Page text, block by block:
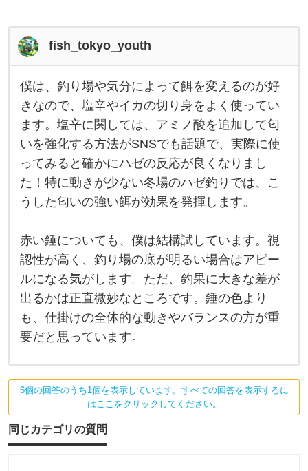
の
で
す
が
、
ア
サ
リ
で
餌
持
fish_tokyo_youth
僕
は
、
釣
場
気
分
に
よ
餌
を
変
え
る
の
が
好
き
な
の
、
塩
辛
イ
カ
の
切
僕は、釣り場や気分によって餌を変えるのが好
きなので、塩辛やイカの切り身をよく使ってい
ます。塩辛に関しては、アミノ酸を追加して匂
いを強化する方法がSNSでも話題で、実際に使
ってみると確かにハゼの反応が良くなりまし
た！特に動きが少ない冬場のハゼ釣りでは、こ
うした匂いの強い餌が効果を発揮します。
赤い錘についても、僕は結構試しています。視
認性が高く、釣り場の底が明るい場合はアピー
ルになる気がします。ただ、釣果に大きな差が
出るかは正直微妙なところです。錘の色より
も、仕掛けの全体的な動きやバランスの方が重
要だと思っています。
6個の回答のうち1個を表示しています。すべての回答を表示するに
はここをクリックしてください。
同じカテゴリの質問